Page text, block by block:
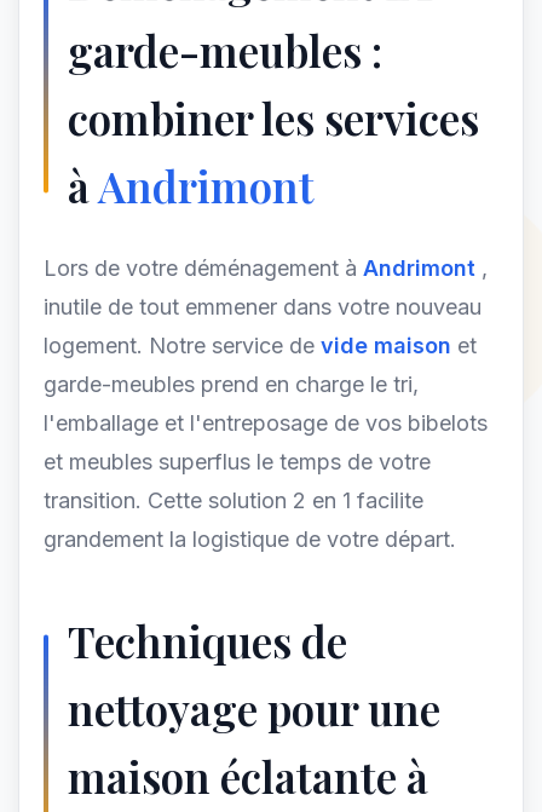
garde-meubles :
combiner les services
àAndrimont
Lors de votre déménagement à Andrimont ,
inutile de tout emmener dans votre nouveau
logement. Notre service de vide maison et
garde-meubles prend en charge le tri,
l'emballage et l'entreposage de vos bibelots
et meubles superflus le temps de votre
transition. Cette solution 2 en 1 facilite
grandement la logistique de votre départ.
Techniques de
nettoyage pour une
maison éclatante à